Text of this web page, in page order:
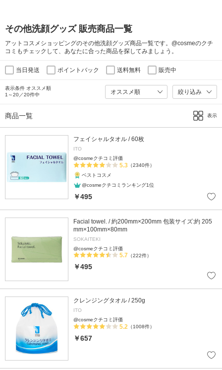
その他洗顔グッズ 販売商品一覧
アットコスメショッピングのその他洗顔グッズ商品一覧です。@cosmeのクチ
コミもチェックして、あなたに合った商品を探してみましょう。
当日発送 ポイントバック 送料無料 販売中
表示条件 オススメ順
1～20／20件中
絞り込み
商品一覧 表示
フェイシャルタオル / 60枚
ITO
@cosmeクチコミ評価
5.3 （2340件）
ベストコスメ
@cosmeクチコミランキング1位
￥495
Facial towel. / 約200mm×200mm 包装サイズ:約 205
mm×100mm×80mm
SOKAITEKI
@cosmeクチコミ評価
5.7 （222件）
￥495
クレンジングタオル / 250g
ITO
@cosmeクチコミ評価
5.2 （1008件）
￥657